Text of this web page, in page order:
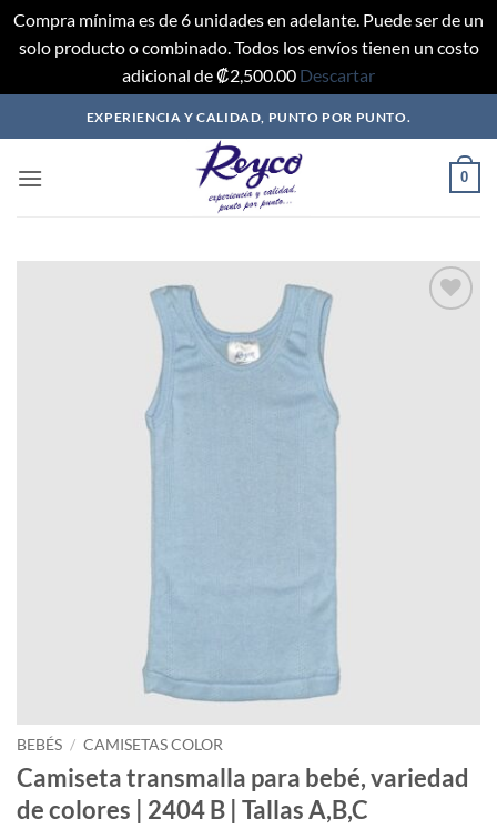
Compra mínima es de 6 unidades en adelante. Puede ser de un
solo producto o combinado. Todos los envíos tienen un costo
adicional de ₡2,500.00 Descartar
al
EXPERIENCIA Y CALIDAD, PUNTO POR PUNTO.
0
BEBÉS / CAMISETAS COLOR
Camiseta transmalla para bebé, variedad
de colores | 2404 B | Tallas A,B,C